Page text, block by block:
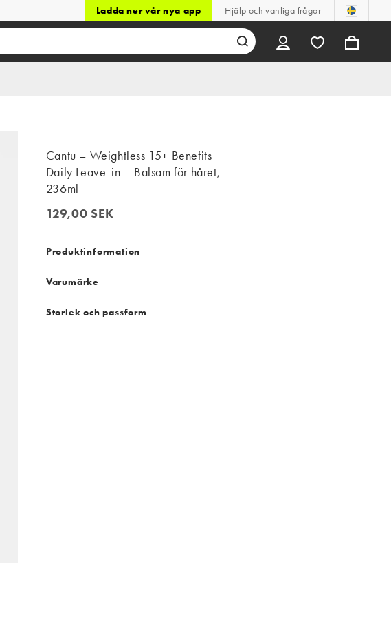
Ladda ner vår nya app Hjälp och vanliga frågor
Cantu – Weightless 15+ Benefits
Daily Leave-in – Balsam för håret,
236ml
129,00 SEK
129,00 SEK
Produktinformation
Varumärke
Storlek och passform